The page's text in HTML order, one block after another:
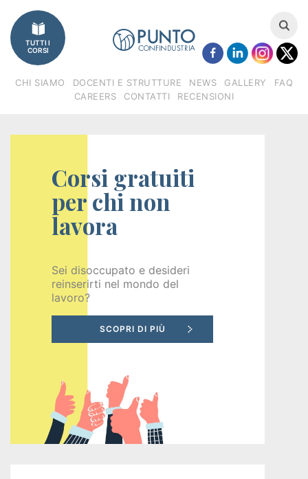
Imprese
Catalogo
corsi
Veneto
(FSE)
Fondimpresa
Fondirigenti
Apprendistato
Recruiting
Unimpiego
Tirocini
finanziati
TUTTI I
CORSI
CHI SIAMO DOCENTI E STRUTTURE NEWS GALLERY
FAQ
CAREERS
CONTATTI RECENSIONI
Corsi gratuiti
per chi non
lavora
Sei disoccupato e desideri
reinserirti nel mondo del
lavoro?